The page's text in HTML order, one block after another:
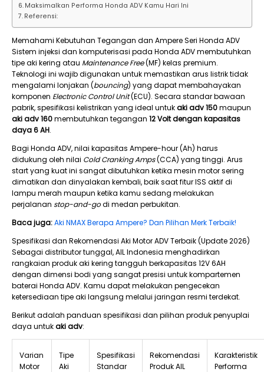
Maksimalkan Performa Honda ADV Kamu Hari Ini
Referensi:
Memahami Kebutuhan Tegangan dan Ampere Seri Honda ADV
Sistem injeksi dan komputerisasi pada Honda ADV membutuhkan
tipe aki kering atau Maintenance Free(MF) kelas premium.
Teknologi ini wajib digunakan untuk memastikan arus listrik tidak
mengalami lonjakan (bouncing) yang dapat membahayakan
komponen Electronic Control Unit(ECU). Secara standar bawaan
pabrik, spesifikasi kelistrikan yang ideal untukaki adv 150maupun
aki adv 160membutuhkan tegangan 12 Volt dengan kapasitas
daya 6 AH.
Bagi Honda ADV, nilai kapasitas Ampere-hour (Ah) harus
didukung oleh nilai Cold Cranking Amps(CCA) yang tinggi. Arus
start yang kuat ini sangat dibutuhkan ketika mesin motor sering
dimatikan dan dinyalakan kembali, baik saat fitur ISS aktif di
lampu merah maupun ketika kamu sedang melakukan
perjalanan stop-and-godi medan perbukitan.
Baca juga:Aki NMAX Berapa Ampere? Dan Pilihan Merk Terbaik!
Spesifikasi dan Rekomendasi Aki Motor ADV Terbaik (Update 2026)
Sebagai distributor tunggal, AIL Indonesia menghadirkan
rangkaian produk aki kering tangguh berkapasitas 12V 6AH
dengan dimensi bodi yang sangat presisi untuk kompartemen
baterai Honda ADV. Kamu dapat melakukan pengecekan
ketersediaan tipe aki langsung melalui jaringan resmi terdekat.
Berikut adalah panduan spesifikasi dan pilihan produk penyuplai
daya untukaki adv:
Varian
Motor
Tipe
Aki
Spesifikasi
Standar
Rekomendasi
Produk AIL
Karakteristik
Performa